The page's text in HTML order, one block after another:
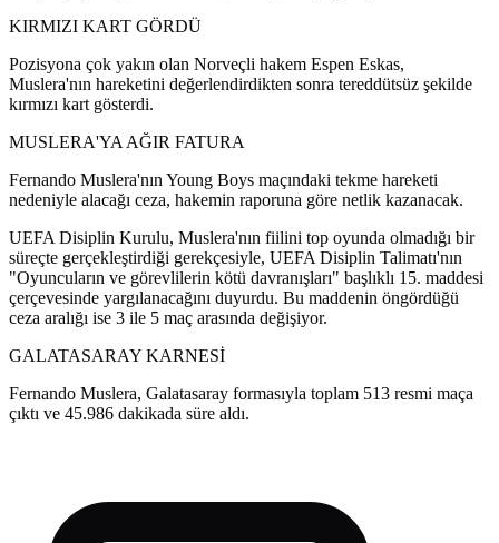
KIRMIZI KART GÖRDÜ
Pozisyona çok yakın olan Norveçli hakem Espen Eskas,
Muslera'nın hareketini değerlendirdikten sonra tereddütsüz şekilde
kırmızı kart gösterdi.
MUSLERA'YA AĞIR FATURA
Fernando Muslera'nın Young Boys maçındaki tekme hareketi
nedeniyle alacağı ceza, hakemin raporuna göre netlik kazanacak.
UEFA Disiplin Kurulu, Muslera'nın fiilini top oyunda olmadığı bir
süreçte gerçekleştirdiği gerekçesiyle, UEFA Disiplin Talimatı'nın
"Oyuncuların ve görevlilerin kötü davranışları" başlıklı 15. maddesi
çerçevesinde yargılanacağını duyurdu. Bu maddenin öngördüğü
ceza aralığı ise 3 ile 5 maç arasında değişiyor.
GALATASARAY KARNESİ
Fernando Muslera, Galatasaray formasıyla toplam 513 resmi maça
çıktı ve 45.986 dakikada süre aldı.